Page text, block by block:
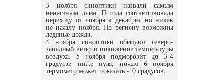
3 ноября синоптики назвали самым
ненастным днем. Погода соответствовала
переходу от ноября к декабрю, но никак
не началу ноября. По региону возможны
ледяные дожди.
4 ноября синоптики обещают северо-
западный ветер и понижение температуры
воздуха. 5 ноября подморозит до 3-4
градусов ниже нуля, ночью 6 ноября
термометр может показать -10 градусов.